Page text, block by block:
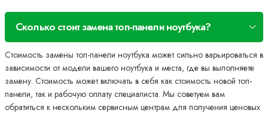
Сколько стоит замена топ-панели ноутбука?
Стоимость замены топ-панели ноутбука может сильно варьироваться в
зависимости от модели вашего ноутбука и места, где вы выполняете
замену. Стоимость может включать в себя как стоимость новой топ-
панели, так и рабочую оплату специалиста. Мы советуем вам
обратиться к нескольким сервисным центрам для получения ценовых